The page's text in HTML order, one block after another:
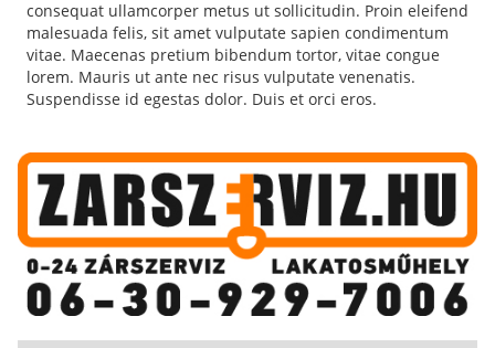
consequat ullamcorper metus ut sollicitudin. Proin eleifend
malesuada felis, sit amet vulputate sapien condimentum
vitae. Maecenas pretium bibendum tortor, vitae congue
lorem. Mauris ut ante nec risus vulputate venenatis.
Suspendisse id egestas dolor. Duis et orci eros.